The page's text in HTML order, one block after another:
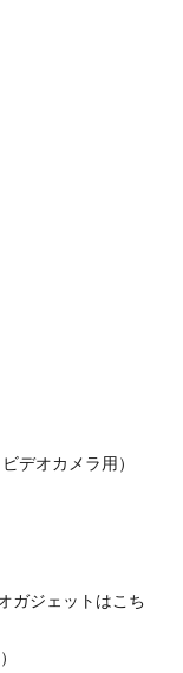
デオカメラ用）
ガジェットはこち